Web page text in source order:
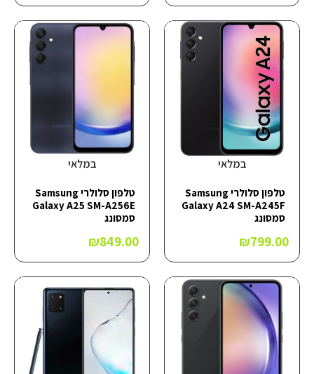
במלאי
טלפון סלולרי Samsung
Galaxy A24 SM-A245F
סמסונג
₪799.00
במלאי
טלפון סלולרי Samsung
Galaxy A25 SM-A256E
סמסונג
₪849.00